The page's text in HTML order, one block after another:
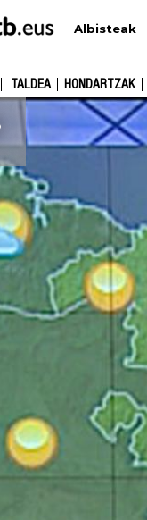
Albisteak
TALDEA HONDARTZAK